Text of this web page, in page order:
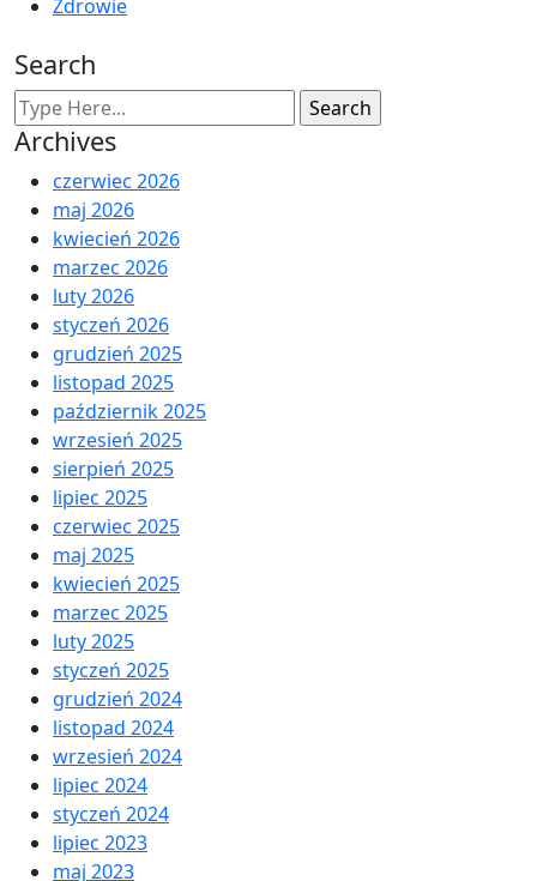
Zdrowie
Search
Archives
czerwiec 2026
maj 2026
kwiecień 2026
marzec 2026
luty 2026
styczeń 2026
grudzień 2025
listopad 2025
październik 2025
wrzesień 2025
sierpień 2025
lipiec 2025
czerwiec 2025
maj 2025
kwiecień 2025
marzec 2025
luty 2025
styczeń 2025
grudzień 2024
listopad 2024
wrzesień 2024
lipiec 2024
styczeń 2024
lipiec 2023
maj 2023